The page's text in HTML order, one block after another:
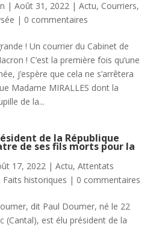
| Août 31, 2022| Actu, Courriers,
| 0 commentaires
! Un courrier du Cabinet de
! C’est la première fois qu’une
j’espère que cela ne s’arrêtera
Madame MIRALLES dont la
de la...
de la République
de ses fils morts pour la
17, 2022| Actu, Attentats
Faits historiques | 0 commentaires
dit Paul Doumer, né le 22
(Cantal), est élu président de la